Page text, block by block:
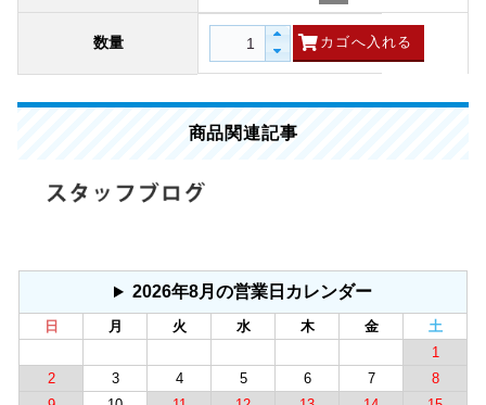
数量
商品関連記事
2026年8月の営業日カレンダー
日 月 火 水 木 金
土
1
2
3 4 5 6 7
8